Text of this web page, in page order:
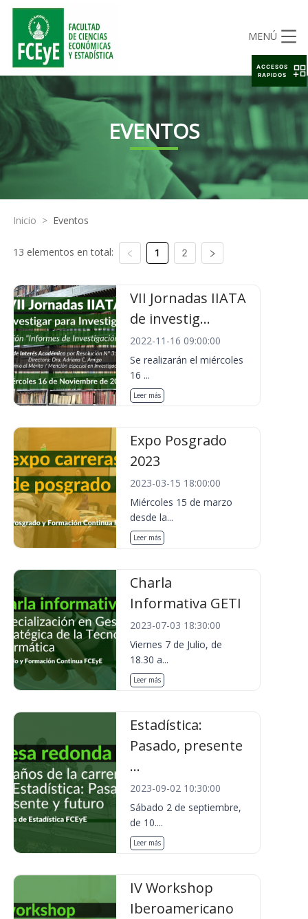
MENÚ
EVENTOS
Inicio > Eventos
13 elementos en total: 1 2
VII Jornadas IIATA
de investig...
2022-11-16 09:00:00
Se realizarán el miércoles
16 ...
Leer más
Expo Posgrado
2023
2023-03-15 18:00:00
Miércoles 15 de marzo
desde la...
Leer más
Charla
Informativa GETI
2023-07-03 18:30:00
Viernes 7 de Julio, de
18.30 a...
Leer más
Estadística:
Pasado, presente
...
2023-09-02 10:30:00
Sábado 2 de septiembre,
de 10....
Leer más
IV Workshop
Iberoamericano
ACCESOS
RAPIDOS